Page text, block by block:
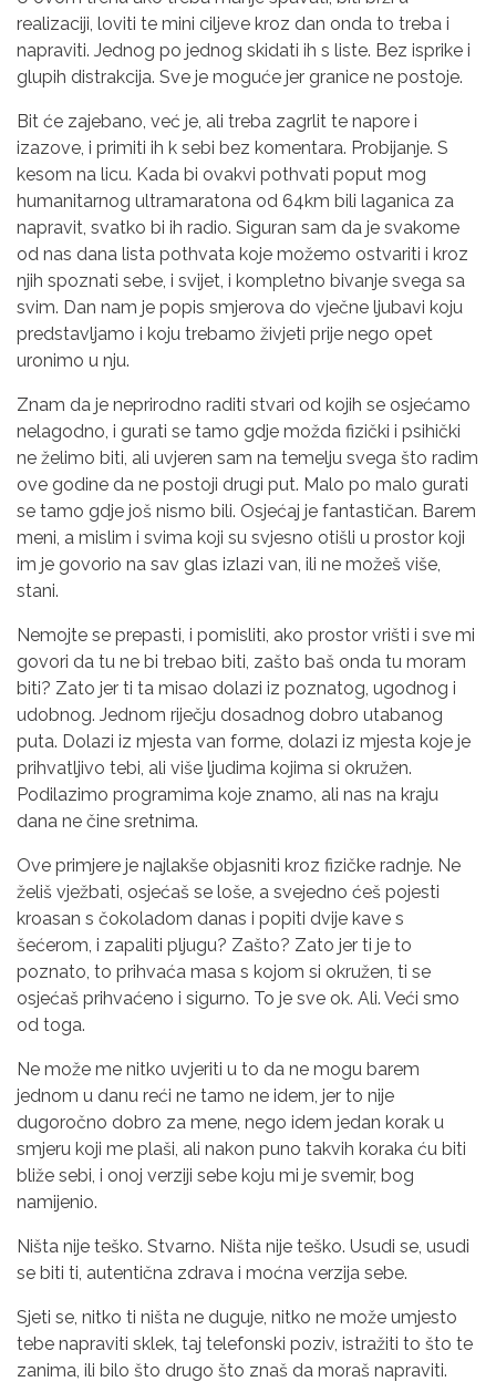
realizaciji, loviti te mini ciljeve kroz dan onda to treba i
napraviti. Jednog po jednog skidati ih s liste. Bez isprike i
glupih distrakcija. Sve je moguće jer granice ne postoje.
Bit će zajebano, već je, ali treba zagrlit te napore i
izazove, i primiti ih k sebi bez komentara. Probijanje. S
kesom na licu. Kada bi ovakvi pothvati poput mog
humanitarnog ultramaratona od 64km bili laganica za
napravit, svatko bi ih radio. Siguran sam da je svakome
od nas dana lista pothvata koje možemo ostvariti i kroz
njih spoznati sebe, i svijet, i kompletno bivanje svega sa
svim. Dan nam je popis smjerova do vječne ljubavi koju
predstavljamo i koju trebamo živjeti prije nego opet
uronimo u nju.
Znam da je neprirodno raditi stvari od kojih se osjećamo
nelagodno, i gurati se tamo gdje možda fizički i psihički
ne želimo biti, ali uvjeren sam na temelju svega što radim
ove godine da ne postoji drugi put. Malo po malo gurati
se tamo gdje još nismo bili. Osjećaj je fantastičan. Barem
meni, a mislim i svima koji su svjesno otišli u prostor koji
im je govorio na sav glas izlazi van, ili ne možeš više,
stani.
Nemojte se prepasti, i pomisliti, ako prostor vrišti i sve mi
govori da tu ne bi trebao biti, zašto baš onda tu moram
biti? Zato jer ti ta misao dolazi iz poznatog, ugodnog i
udobnog. Jednom riječju dosadnog dobro utabanog
puta. Dolazi iz mjesta van forme, dolazi iz mjesta koje je
prihvatljivo tebi, ali više ljudima kojima si okružen.
Podilazimo programima koje znamo, ali nas na kraju
dana ne čine sretnima.
Ove primjere je najlakše objasniti kroz fizičke radnje. Ne
želiš vježbati, osjećaš se loše, a svejedno ćeš pojesti
kroasan s čokoladom danas i popiti dvije kave s
šećerom, i zapaliti pljugu? Zašto? Zato jer ti je to
poznato, to prihvaća masa s kojom si okružen, ti se
osjećaš prihvaćeno i sigurno. To je sve ok. Ali. Veći smo
od toga.
Ne može me nitko uvjeriti u to da ne mogu barem
jednom u danu reći ne tamo ne idem, jer to nije
dugoročno dobro za mene, nego idem jedan korak u
smjeru koji me plaši, ali nakon puno takvih koraka ću biti
bliže sebi, i onoj verziji sebe koju mi je svemir, bog
namijenio.
Ništa nije teško. Stvarno. Ništa nije teško. Usudi se, usudi
se biti ti, autentična zdrava i moćna verzija sebe.
Sjeti se, nitko ti ništa ne duguje, nitko ne može umjesto
tebe napraviti sklek, taj telefonski poziv, istražiti to što te
zanima, ili bilo što drugo što znaš da moraš napraviti.